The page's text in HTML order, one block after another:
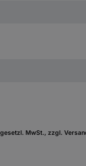
MwSt., zzgl.